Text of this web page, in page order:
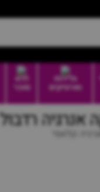
גלידות
וארטיקים
ללא
סוכר
אנרגיה רדבול
קלאסי